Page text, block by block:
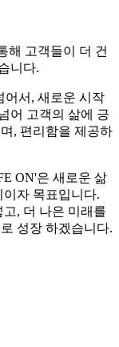
해 고객들이 더 건
니다.
어서, 새로운 시작
어 고객의 삶에 긍
, 편리함을 제공하
ON'은 새로운 삶
자 목표입니다.
, 더 나은 미래를
성장 하겠습니다.